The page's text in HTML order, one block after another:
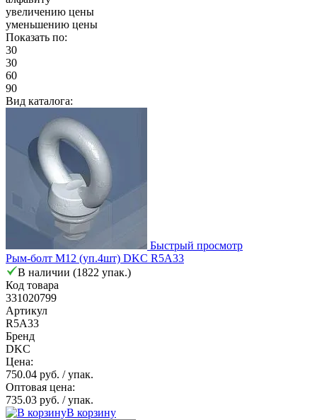
увеличению цены
уменьшению цены
Показать по:
30
30
60
90
Вид каталога:
Быстрый просмотр
Рым-болт M12 (уп.4шт) DKC R5A33
В наличии (1822 упак.)
Код товара
331020799
Артикул
R5A33
Бренд
DKC
Цена:
750.04 руб. / упак.
Оптовая цена:
735.03 руб. / упак.
В корзину